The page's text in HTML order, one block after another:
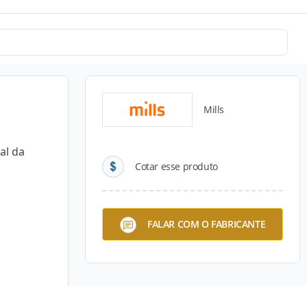
da
Mills
Cotar esse produto
FALAR COM O FABRICANTE